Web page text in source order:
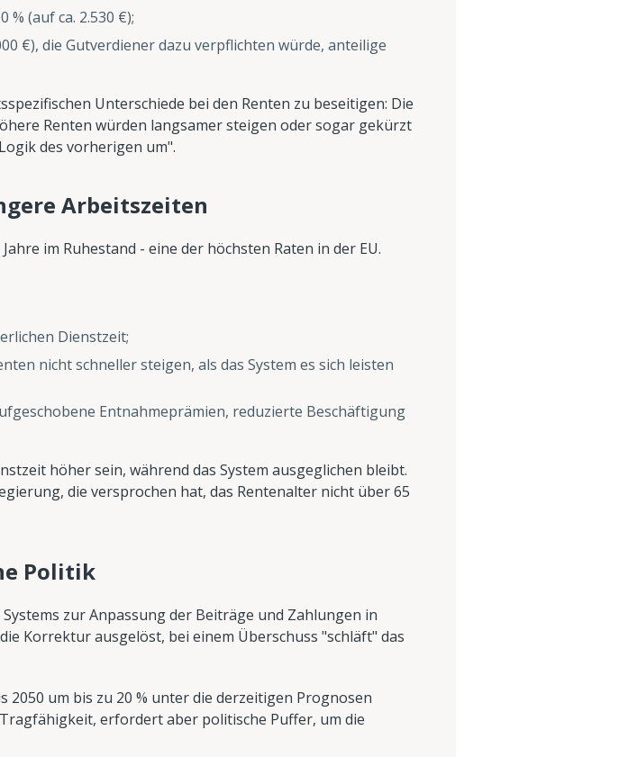
(auf ca. 2.530 €);
€), die Gutverdiener dazu verpflichten würde, anteilige
Unterschiede bei den Renten zu beseitigen: Die
Renten würden langsamer steigen oder sogar gekürzt
des vorherigen um".
Arbeitszeiten
im Ruhestand - eine der höchsten Raten in der EU.
Dienstzeit;
nicht schneller steigen, als das System es sich leisten
Entnahmeprämien, reduzierte Beschäftigung
höher sein, während das System ausgeglichen bleibt.
die versprochen hat, das Rentenalter nicht über 65
Politik
zur Anpassung der Beiträge und Zahlungen in
Korrektur ausgelöst, bei einem Überschuss "schläft" das
um bis zu 20 % unter die derzeitigen Prognosen
erfordert aber politische Puffer, um die